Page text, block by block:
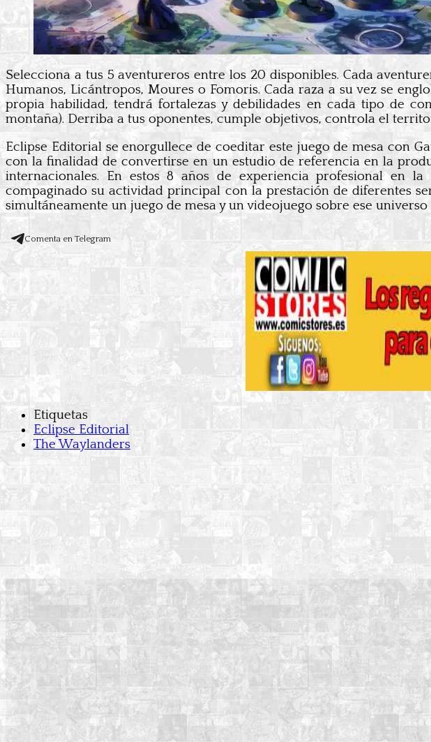
Selecciona a tus 5 aventureros entre los 20 disponibles. Cada
Humanos, Licántropos, Moures o Fomoris. Cada raza a su vez se
propia habilidad, tendrá fortalezas y debilidades en cada tipo de
montaña). Derriba a tus oponentes, cumple objetivos, controla el
Eclipse Editorial se enorgullece de coeditar este juego de mesa con
con la finalidad de convertirse en un estudio de referencia en la
internacionales. En estos 8 años de experiencia profesional en
compaginado su actividad principal con la prestación de diferentes
simultáneamente un juego de mesa y un videojuego sobre ese
Comenta en Telegram
Etiquetas
Eclipse Editorial
The Waylanders